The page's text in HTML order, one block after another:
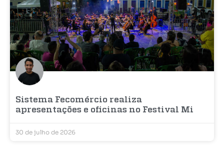
Sistema Fecomércio realiza
apresentações e oficinas no Festival Mi
30 de julho de 2026